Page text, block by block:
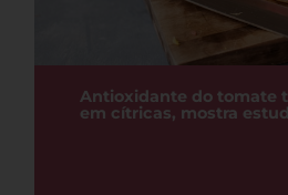
Antioxidante do tomate
em cítricas, mostra